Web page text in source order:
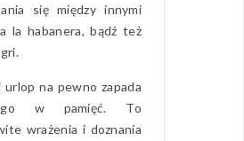
się między innymi
la habanera, bądź też
urlop na pewno zapada
w pamięć. To
wrażenia i doznania